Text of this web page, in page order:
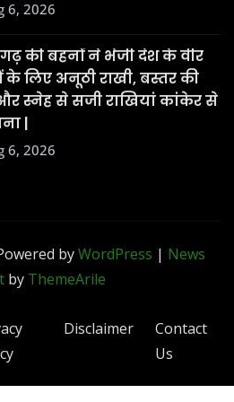
6, 2026
की बहनों ने भेजी देश के वीर
के लिए अनूठी राखी, बस्तर की
स्नेह से सजी राखियां कांकेर से
|
6, 2026
byWordPress | News
by ThemeArile
Disclaimer
Contact
Us